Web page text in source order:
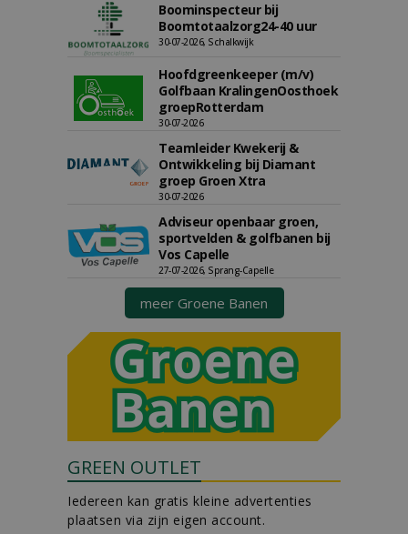
Boominspecteur bij
Boomtotaalzorg24-40 uur
30-07-2026, Schalkwijk
Hoofdgreenkeeper (m/v)
Golfbaan KralingenOosthoek
groepRotterdam
30-07-2026
Teamleider Kwekerij &
Ontwikkeling bij Diamant
groep Groen Xtra
30-07-2026
Adviseur openbaar groen,
sportvelden & golfbanen bij
Vos Capelle
27-07-2026, Sprang-Capelle
meer Groene Banen
GREEN OUTLET
Iedereen kan gratis kleine advertenties
plaatsen via zijn eigen account.